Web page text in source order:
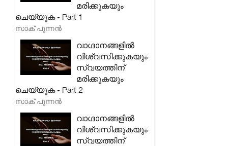
മരിക്കുകയും
ചെയ്യുക - Part 1
സാക് പുന്നൻ
വാഗ്ദാനങ്ങളിൽ
വിശ്വസിക്കുകയും
സ്വയത്തിന്
മരിക്കുകയും
ചെയ്യുക - Part 2
സാക് പുന്നൻ
വാഗ്ദാനങ്ങളിൽ
വിശ്വസിക്കുകയും
സ്വയത്തിന്